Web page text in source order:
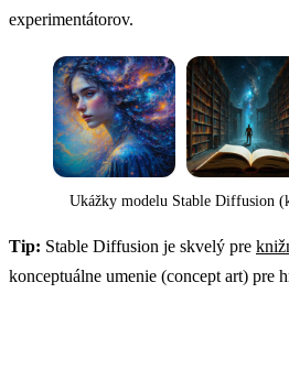
experimentátorov.
Ukážky modelu Stable Diffusion
Tip: Stable Diffusion je skvelý pre
konceptuálne umenie (concept art) pre